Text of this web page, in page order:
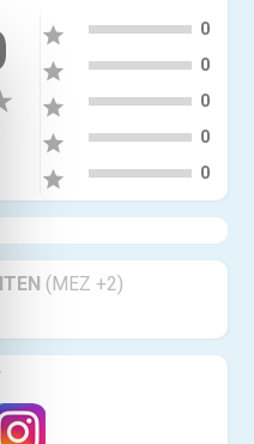
star 0
star 0
star 0
star 0
star 0
(MEZ +2)